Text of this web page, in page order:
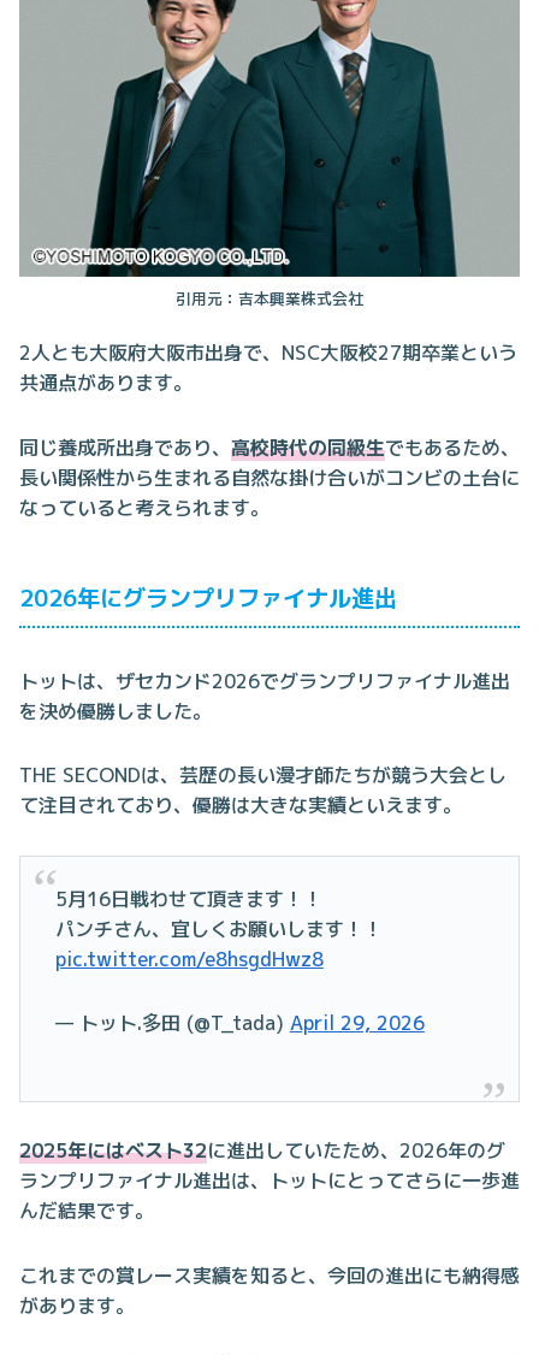
引用元：吉本興業株式会社
2人とも大阪府大阪市出身で、NSC大阪校27期卒業という
共通点があります。
同じ養成所出身であり、 高校時代の同級生でもあるため、
長い関係性から生まれる自然な掛け合いがコンビの土台に
なっていると考えられます。
2026年にグランプリファイナル進出
トットは、ザセカンド2026でグランプリファイナル進出
を決め優勝しました。
THE SECONDは、芸歴の長い漫才師たちが競う大会とし
て注目されており、優勝は大きな実績といえます。
5月16日戦わせて頂きます！！
パンチさん、宜しくお願いします！！
pic.twitter.com/e8hsgdHwz8
— トット.多田 (@T_tada) April 29, 2026
2025年にはベスト32に進出していたため、2026年のグ
ランプリファイナル進出は、トットにとってさらに一歩進
んだ結果です。
これまでの賞レース実績を知ると、今回の進出にも納得感
があります。